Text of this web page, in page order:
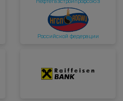
Нефтегазстройпрофсоюз
Российской федерации